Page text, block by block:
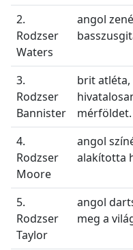
2.
Rodzser
Waters
angol
3.
Rodzser
Bannister
brit atléta,
mérföldet.
4.
Rodzser
Moore
angol
alakította
5.
Rodzser
Taylor
angol
meg a